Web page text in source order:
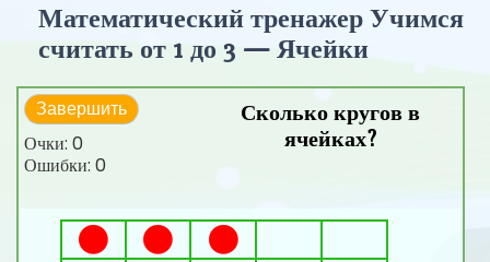
Математический тренажер Учимся
считать от 1 до 3 — Ячейки
Завершить
Очки: 0
Ошибки: 0
Сколько кругов в
ячейках?